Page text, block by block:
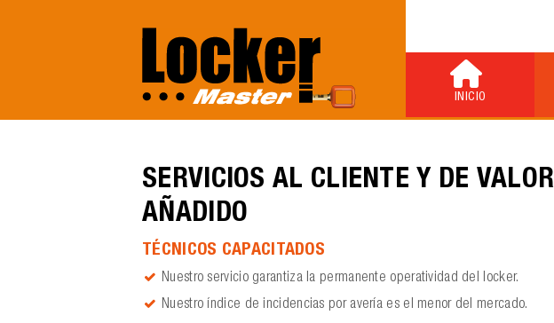
INICIO
SERVICIOS AL CLIENTE Y DE VALOR
AÑADIDO
TÉCNICOS CAPACITADOS
Nuestro servicio garantiza la permanente operatividad del locker.
Nuestro índice de incidencias por avería es el menor del mercado.